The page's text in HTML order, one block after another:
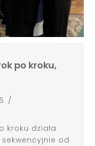
po kroku,
/
kroku działa
od